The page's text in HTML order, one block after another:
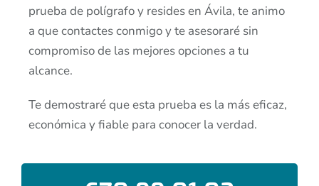
prueba de polígrafo y resides en Ávila, te animo
a que contactes conmigo y te asesoraré sin
compromiso de las mejores opciones a tu
alcance.
Te demostraré que esta prueba es la más eficaz,
económica y fiable para conocer la verdad.